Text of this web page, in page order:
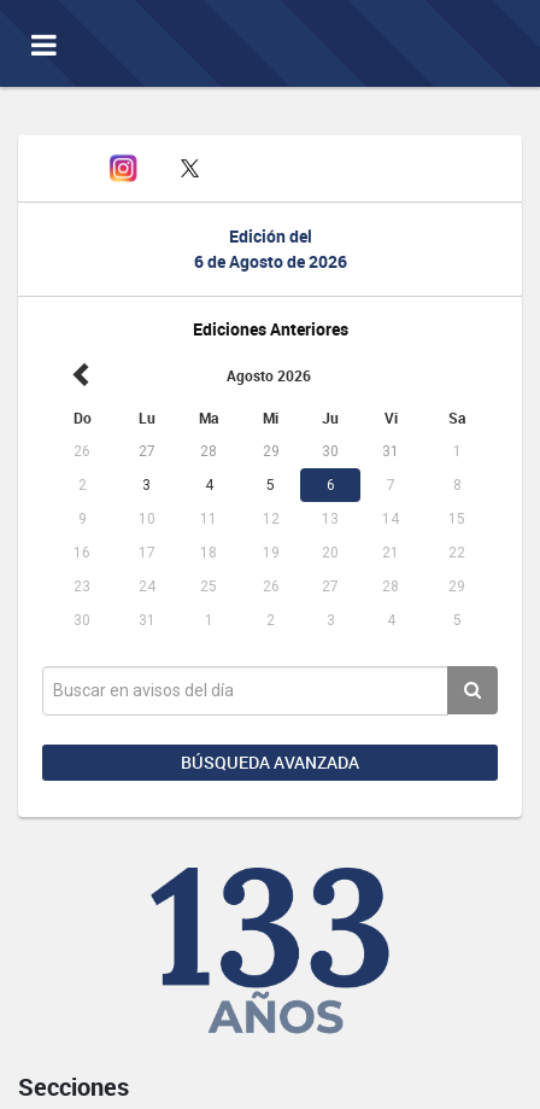
Toggle
navigation
Edición del
6 de Agosto de 2026
Ediciones Anteriores
Agosto 2026
Do Lu Ma Mi Ju Vi Sa
26 27 28 29 30 31
1
2
3 4 5 6 7
8
9
10 11 12 13 14
15
16
17 18 19 20 21
22
23
24 25 26 27 28
29
30
31 1 2 3 4 5
BÚSQUEDA AVANZADA
Secciones